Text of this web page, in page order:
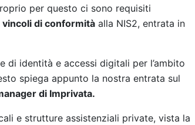
per questo ci sono requisiti
vincoli di conformità alla NIS2, entrata in
di identità e accessi digitali per l’ambito
spiega appunto la nostra entrata sul
di Imprivata.
e strutture assistenziali private, vista la